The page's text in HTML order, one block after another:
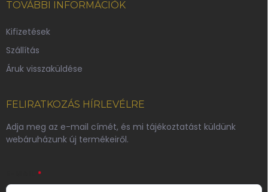
TOVÁBBI INFORMÁCIÓK
Kifizetések
Szállítás
Áruk visszaküldése
FELIRATKOZÁS HÍRLEVÉLRE
Adja meg az e-mail címét, és mi tájékoztatást küldünk
webáruházunk új termékeiről.